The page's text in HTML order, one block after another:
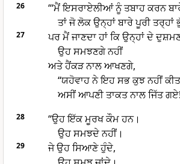
26
“‘ਮੈਂ ਇਸਰਾਏਲੀਆਂ ਨੂੰ ਤਬਾਹ ਕਰਨ
ਤਾਂ ਜੋ ਲੋਕ ਉਨ੍ਹਾਂ ਬਾਰੇ ਪੂਰੀ ਤਰ੍ਹਾਂ
27
ਪਰ ਮੈਂ ਜਾਣਦਾ ਹਾਂ ਕਿ ਉਨ੍ਹਾਂ ਦੇ
ਉਹ ਸਮਝਣਗੇ ਨਹੀਂ
ਅਤੇ ਹੈਂਕੜ ਨਾਲ ਆਖਣਗੇ,
“ਯਹੋਵਾਹ ਨੇ ਇਹ ਸਭ ਕੁਝ ਨਹੀਂ
ਅਸੀਂ ਆਪਣੀ ਤਾਕਤ ਨਾਲ ਜਿੱਤ
28
“ਉਹ ਇੱਕ ਮੂਰਖ ਕੌਮ ਹਨ।
ਉਹ ਸਮਝਦੇ ਨਹੀਂ।
29
ਜੇ ਉਹ ਸਿਆਣੇ ਹੁੰਦੇ,